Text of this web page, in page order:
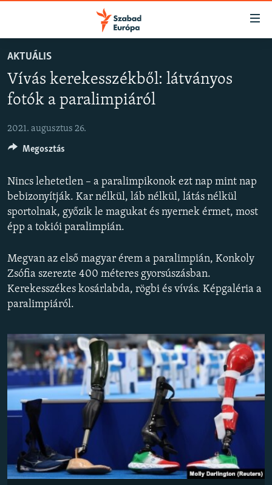
Akadálymentes
oldalra
Ugrás
keresésre
AKTUÁLIS
PODCASTOK
VIDEÓK
ELEMZŐ
NER15
SZABADON
TÁRSADALOM
A PÉNZ NYOMÁBAN
EURÓPAI UNIÓ
VILÁG
A MÚLT TANULSÁGAI
KÖVESSEN MINKET!
Valamennyi RFE/RL weboldal
AKTUÁLIS
Vívás kerekesszékből: látványos
fotók a paralimpiáról
2021. augusztus 26.
Nincs lehetetlen – a paralimpikonok ezt nap mint nap
bebizonyítják. Kar nélkül, láb nélkül, látás nélkül
sportolnak, győzik le magukat és nyernek érmet, most
épp a tokiói paralimpián.
Megvan az első magyar érem a paralimpián, Konkoly
Zsófia szerezte 400 méteres gyorsúszásban.
Kerekesszékes kosárlabda, rögbi és vívás. Képgaléria a
paralimpiáról.
Megosztás
FELIRATKOZÁS
Feliratkozás